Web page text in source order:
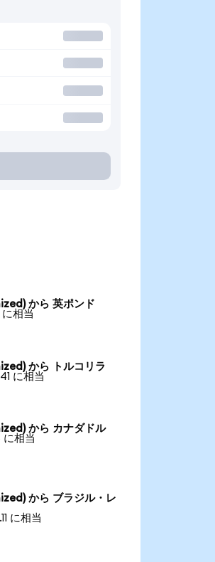
から 英ポンド
相当
から トルコリラ
に相当
から カナダドル
に相当
から ブラジル・レ
に相当